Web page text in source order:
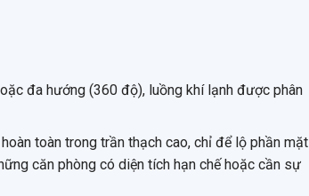
đa hướng (360 độ), luồng khí lạnh được phân
toàn trong trần thạch cao, chỉ để lộ phần mặt
căn phòng có diện tích hạn chế hoặc cần sự